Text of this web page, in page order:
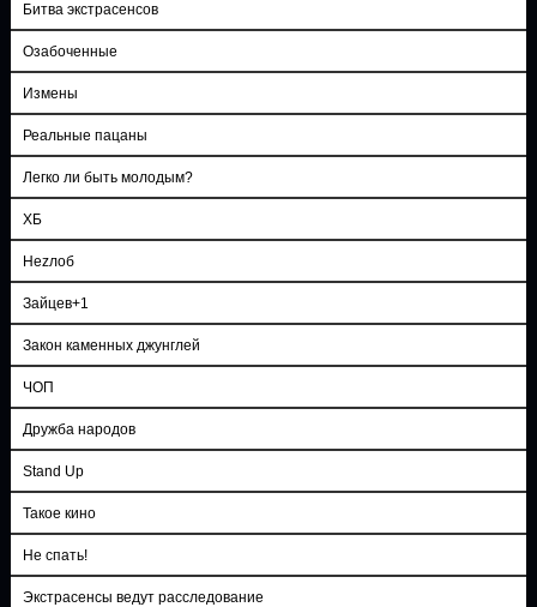
Битва экстрасенсов
Озабоченные
Измены
Реальные пацаны
Легко ли быть молодым?
ХБ
Неzлоб
Зайцев+1
Закон каменных джунглей
ЧОП
Дружба народов
Stand Up
Такое кино
Не спать!
Экстрасенсы ведут расследование